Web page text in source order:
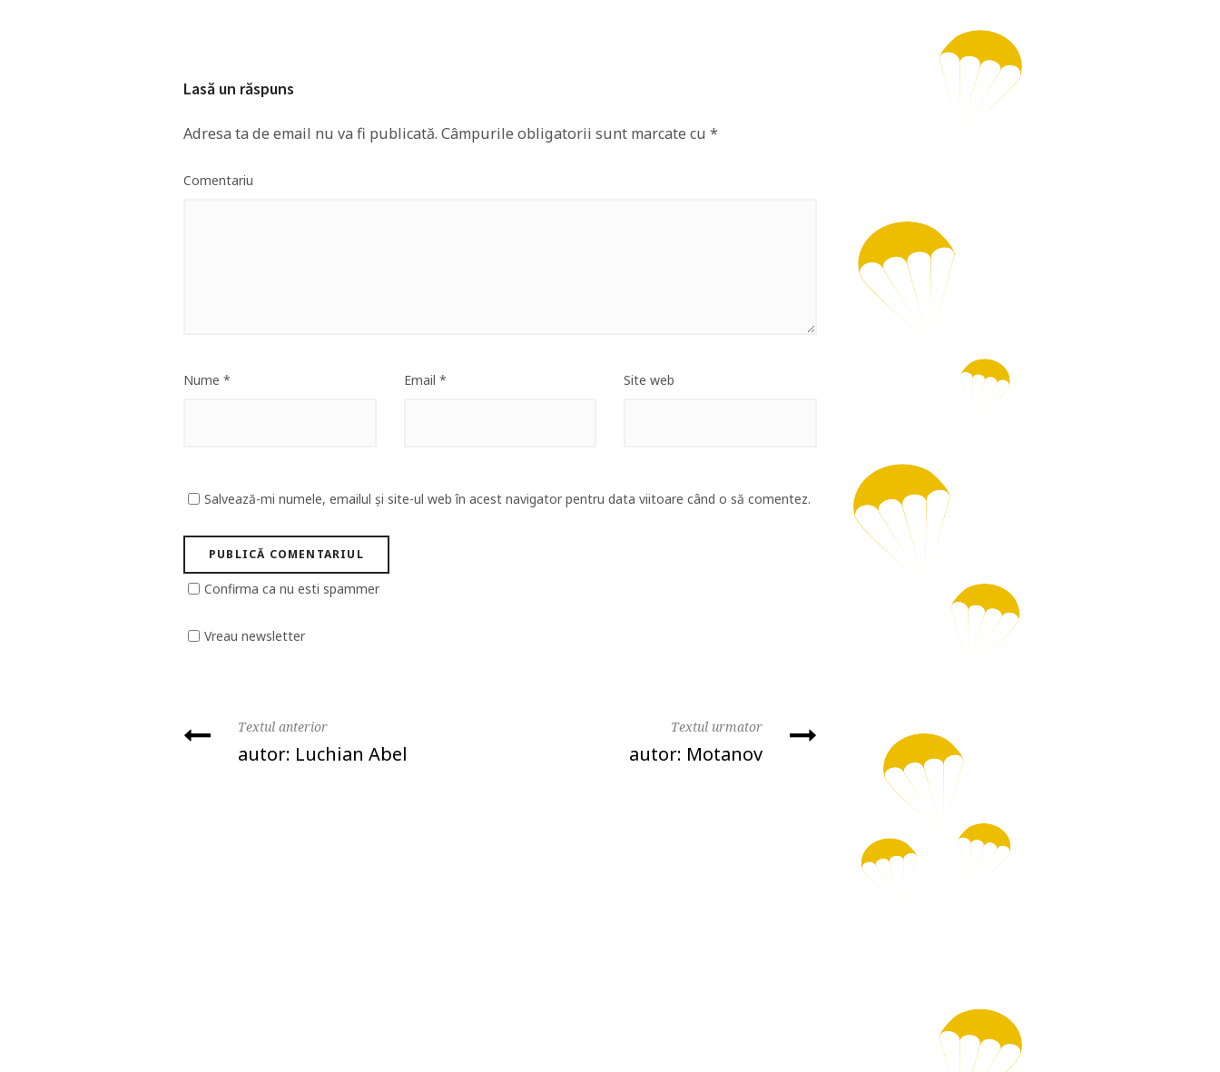
Lasă un răspuns
Adresa ta de email nu va fi publicată. Câmpurile obligatorii sunt marcate cu *
Comentariu
Nume * Email * Site web
Salvează-mi numele, emailul și site-ul web în acest navigator pentru data viitoare când o să comentez.
Confirma ca nu esti spammer
Vreau newsletter
Textul anterior
autor: Luchian Abel
Textul urmator
autor: Motanov